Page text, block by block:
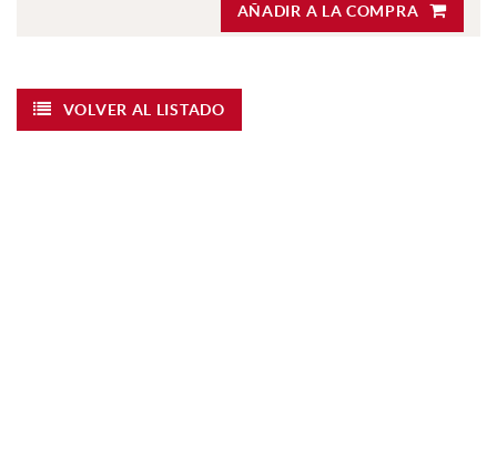
AÑADIR A LA COMPRA
VOLVER AL LISTADO